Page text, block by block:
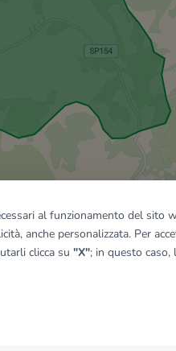
del riquadro
al funzionamento del
anche personalizzata. Per
clicca su "X"; in questo caso,